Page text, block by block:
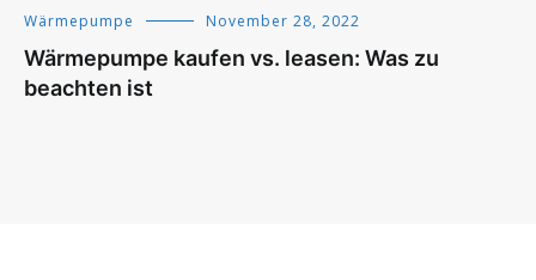
Wärmepumpe November 28, 2022
Wärmepumpe kaufen vs. leasen: Was zu
beachten ist